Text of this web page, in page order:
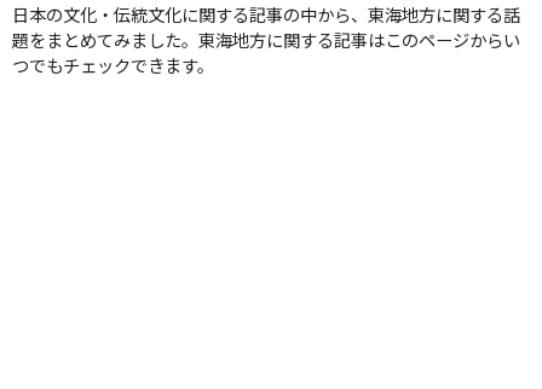
日本の文化・伝統文化に関する記事の中から、東海地方に関する話
題をまとめてみました。東海地方に関する記事はこのページからい
つでもチェックできます。